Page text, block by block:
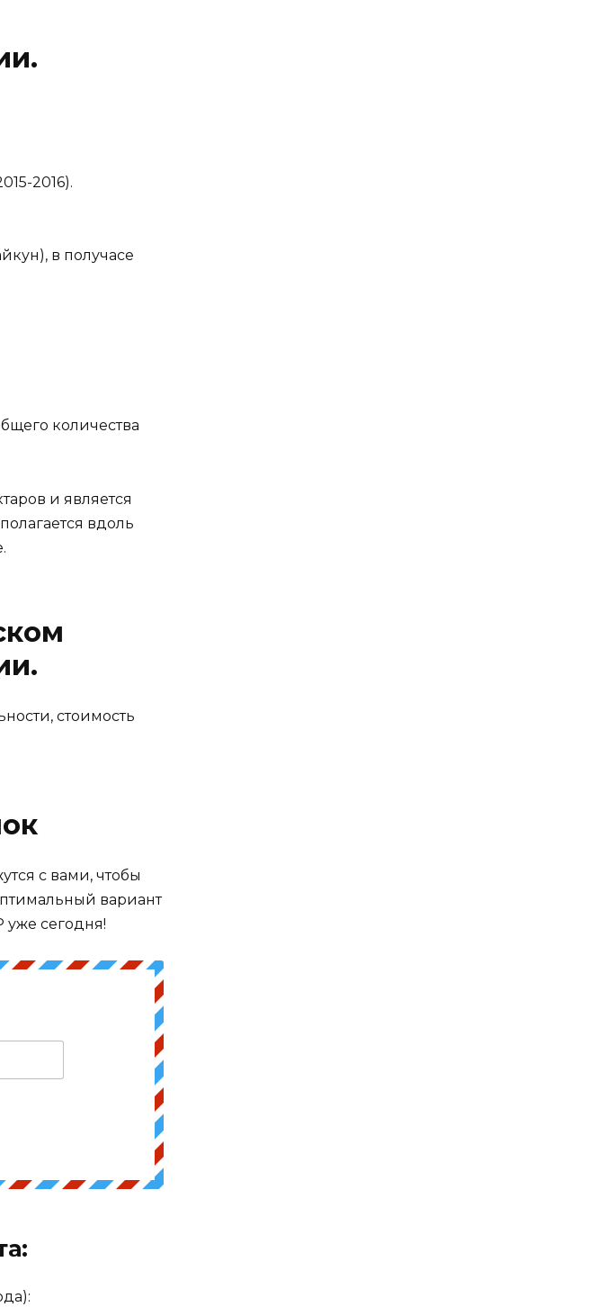
2016).
в получасе
количества
и является
вдоль
стоимость
с вами, чтобы
вариант
сегодня!